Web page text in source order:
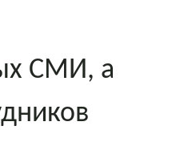
СМИ, а